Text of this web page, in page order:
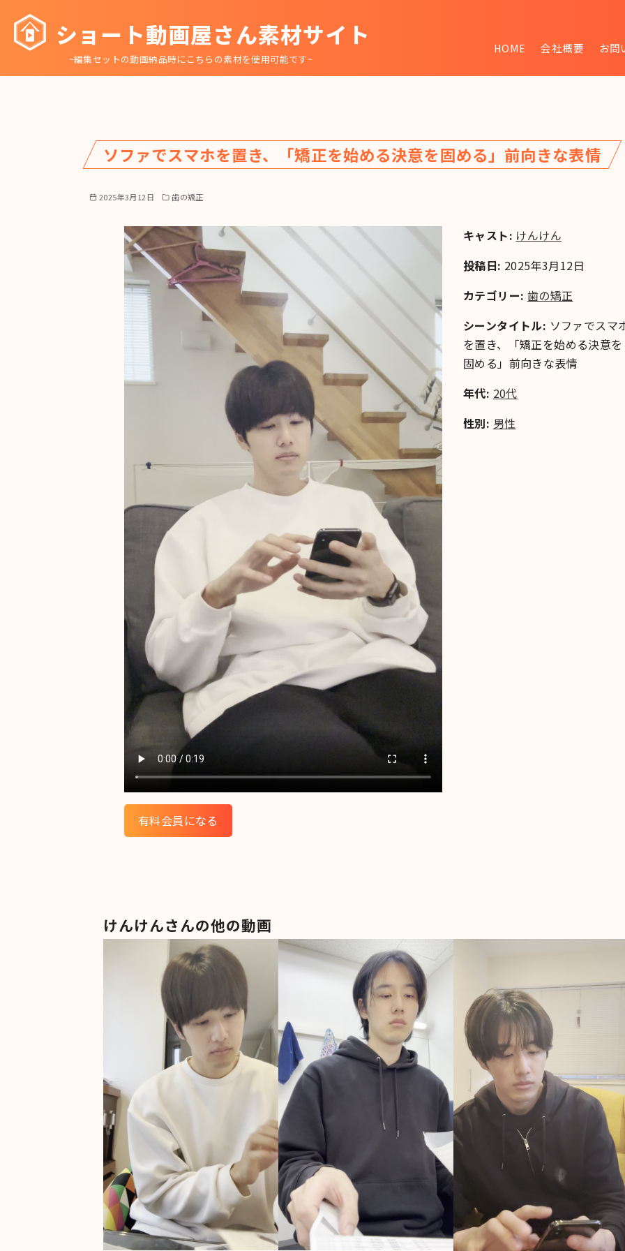
ショート動画屋さん素材サイト
~編集セットの動画納品時にこちらの素材を使用可能です~
HOME 会社概要 お問
ソファでスマホを置き、「矯正を始める決意を固める」前向きな表情
2025年3月12日 歯の矯正
有料会員になる
キャスト: けんけん
投稿日: 2025年3月12日
カテゴリー: 歯の矯正
シーンタイトル: ソファでスマ
を置き、「矯正を始める決意を
固める」前向きな表情
年代: 20代
性別: 男性
けんけんさんの他の動画